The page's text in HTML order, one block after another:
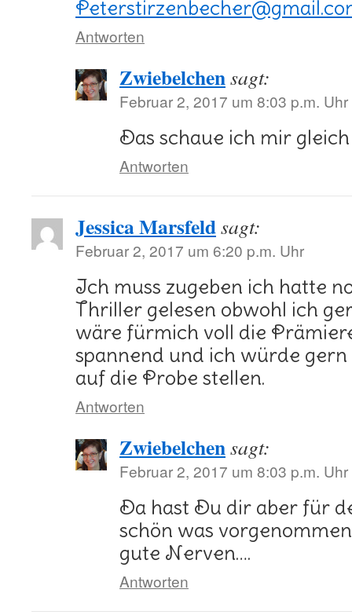
Antworten
Zwiebelchensagt:
Februar 2, 2017 um 8:03 p.m. Uhr
Das schaue ich mir
Antworten
Jessica Marsfeldsagt:
Februar 2, 2017 um 6:20 p.m. Uhr
Ich muss zugeben ich hatte
Thriller gelesen obwohl ich
wäre fürmich voll die
spannend und ich würde
auf die Probe stellen.
Antworten
Zwiebelchensagt:
Februar 2, 2017 um 8:03 p.m. Uhr
Da hast Du dir aber für
schön was
gute Nerven….
Antworten